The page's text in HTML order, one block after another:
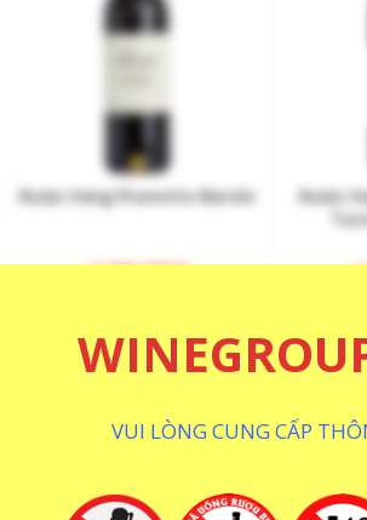
VUI LÒNG CUNG CẤP
Rượu Vang Prunotto Barolo
2.090.000₫
Rượu